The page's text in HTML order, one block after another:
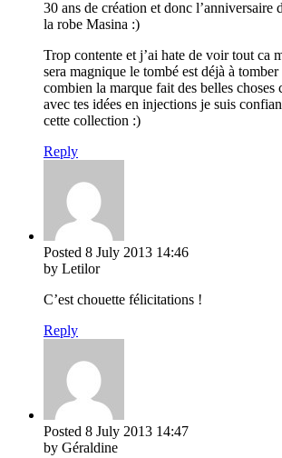
30 ans de création et donc l’anniversaire
la robe Masina :)
Trop contente et j’ai hate de voir tout ca
sera magnique le tombé est déjà à
combien la marque fait des belles choses
avec tes idées en injections je suis
cette collection :)
Reply
Posted 8 July 2013 14:46
by Letilor
C’est chouette félicitations !
Reply
Posted 8 July 2013 14:47
by Géraldine